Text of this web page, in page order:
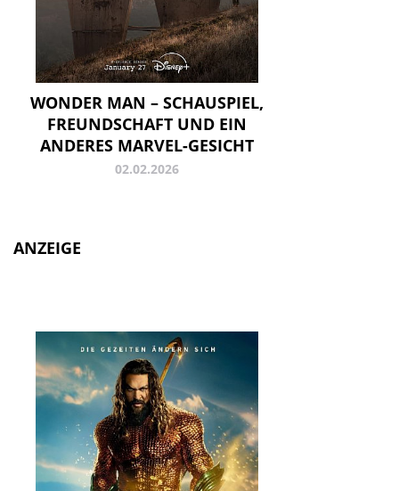
WONDER MAN – SCHAUSPIEL,
FREUNDSCHAFT UND EIN
ANDERES MARVEL-GESICHT
02.02.2026
ANZEIGE